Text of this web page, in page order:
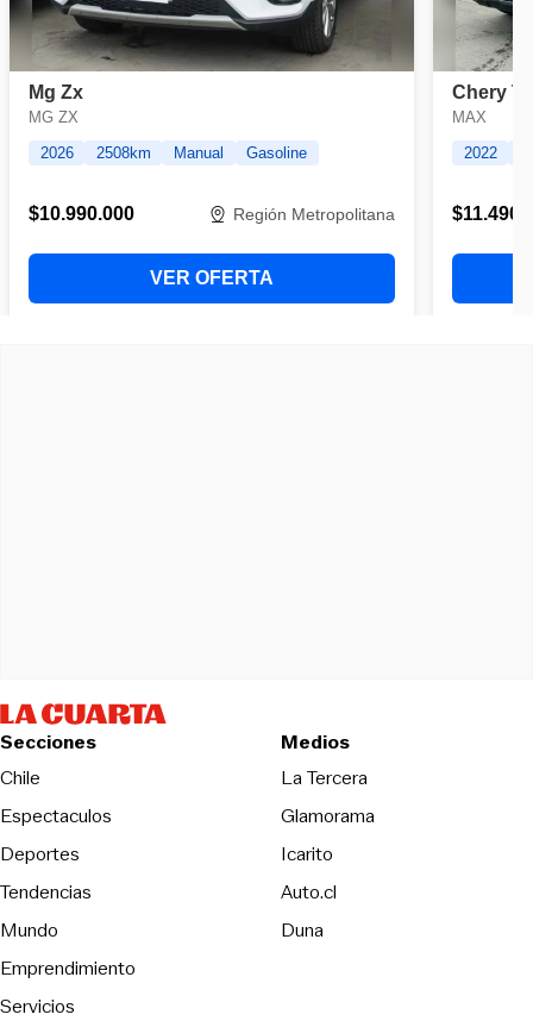
Secciones
Chile
Espectaculos
Deportes
Tendencias
Mundo
Emprendimiento
Servicios
Medios
La TerceraOpens in new
Glamorama
Icarito
Auto.cl
DunaOpens in new window